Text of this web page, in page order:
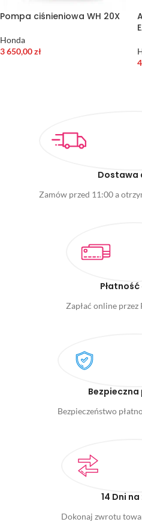
Pompa ciśnieniowa WH 20X
Honda
3 650,00zł
Dostawa
Zamów przed 11:00 a
Zapłać online
Bezpieczna
Bezpieczeństwo
14 Dni
Dokonaj zwrotu